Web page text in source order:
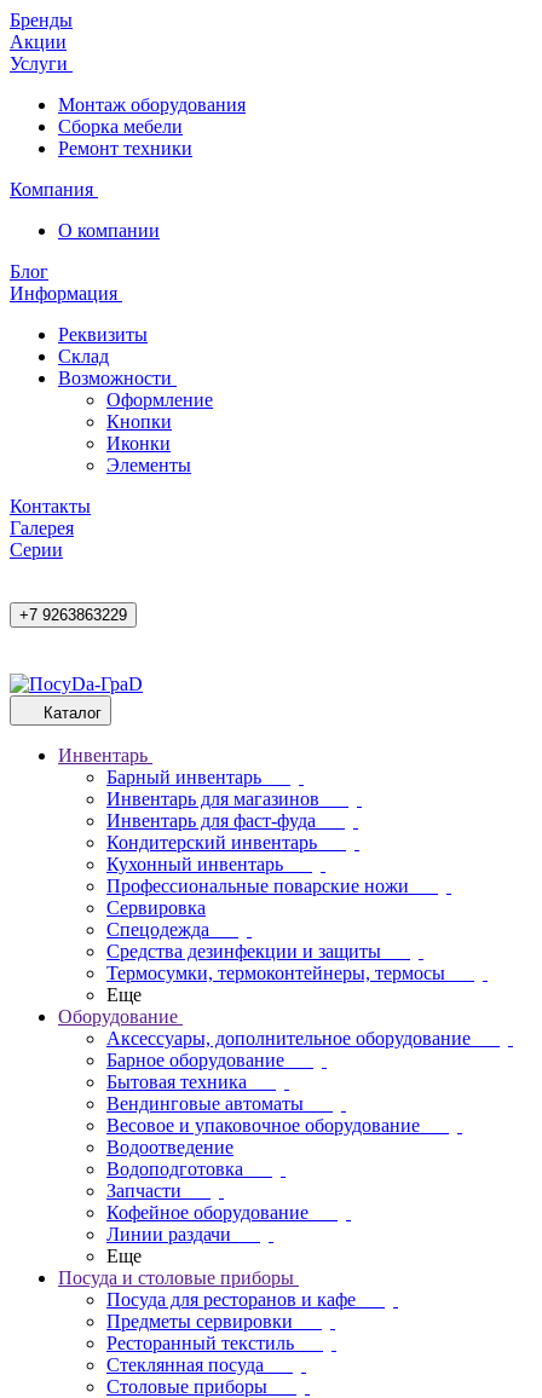
Бренды
Акции
Услуги
Монтаж оборудования
Сборка мебели
Ремонт техники
Компания
О компании
Блог
Информация
Реквизиты
Склад
Возможности
Оформление
Кнопки
Иконки
Элементы
Контакты
Галерея
Cерии
+7 9263863229
Каталог
Инвентарь
Барный инвентарь
Инвентарь для магазинов
Инвентарь для фаст-фуда
Кондитерский инвентарь
Кухонный инвентарь
Профессиональные поварские ножи
Сервировка
Спецодежда
Средства дезинфекции и защиты
Термосумки, термоконтейнеры, термосы
Еще
Оборудование
Аксессуары, дополнительное оборудование
Барное оборудование
Бытовая техника
Вендинговые автоматы
Весовое и упаковочное оборудование
Водоотведение
Водоподготовка
Запчасти
Кофейное оборудование
Линии раздачи
Еще
Посуда и столовые приборы
Посуда для ресторанов и кафе
Предметы сервировки
Ресторанный текстиль
Стеклянная посуда
Столовые приборы